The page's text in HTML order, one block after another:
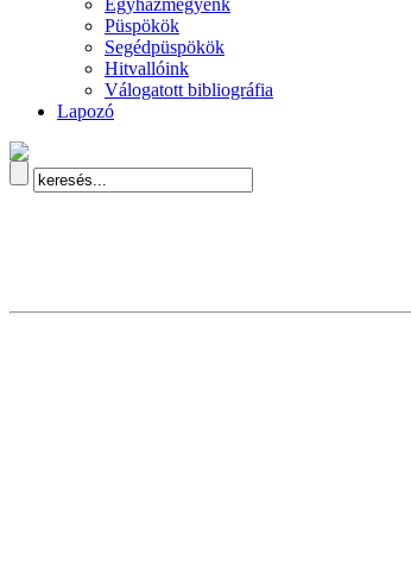
Egyházmegyénk
Püspökök
Segédpüspökök
Hitvallóink
Válogatott bibliográfia
Lapozó